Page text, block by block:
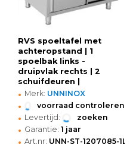
RVS spoeltafel met
achteropstand | 1
spoelbak links -
druipvlak rechts | 2
schuifdeuren |
1200x700x850(h)mm
• Merk: UNNINOX
• voorraad controleren
• Levertijd: zoeken
• Garantie: 1 jaar
• Art.nr: UNN-ST-1207085-1LS